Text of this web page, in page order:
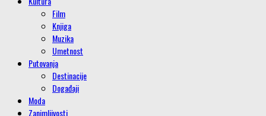
Film
Knjiga
Muzika
Umetnost
Putovanja
Destinacije
Događaji
Moda
Zanimljivosti